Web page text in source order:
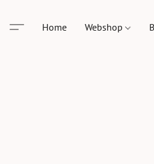
Home Webshop